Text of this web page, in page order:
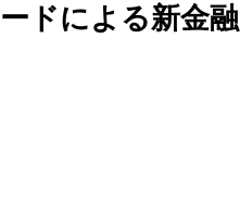
ドによる新金融